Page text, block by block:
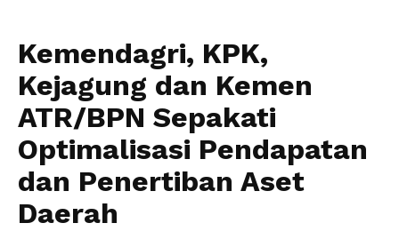
Kemendagri, KPK,
Kejagung dan Kemen
ATR/BPN Sepakati
Optimalisasi Pendapatan
dan Penertiban Aset
Daerah